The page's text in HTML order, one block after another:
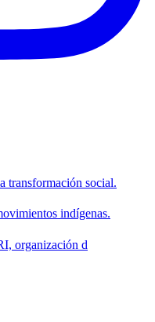
transformación social.
indígenas.
organización d